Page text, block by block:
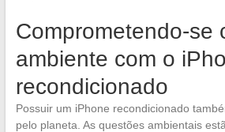
Comprometendo-se
ambiente com o
recondicionado
Possuir um iPhone recondicionado
pelo planeta. As questões ambientais